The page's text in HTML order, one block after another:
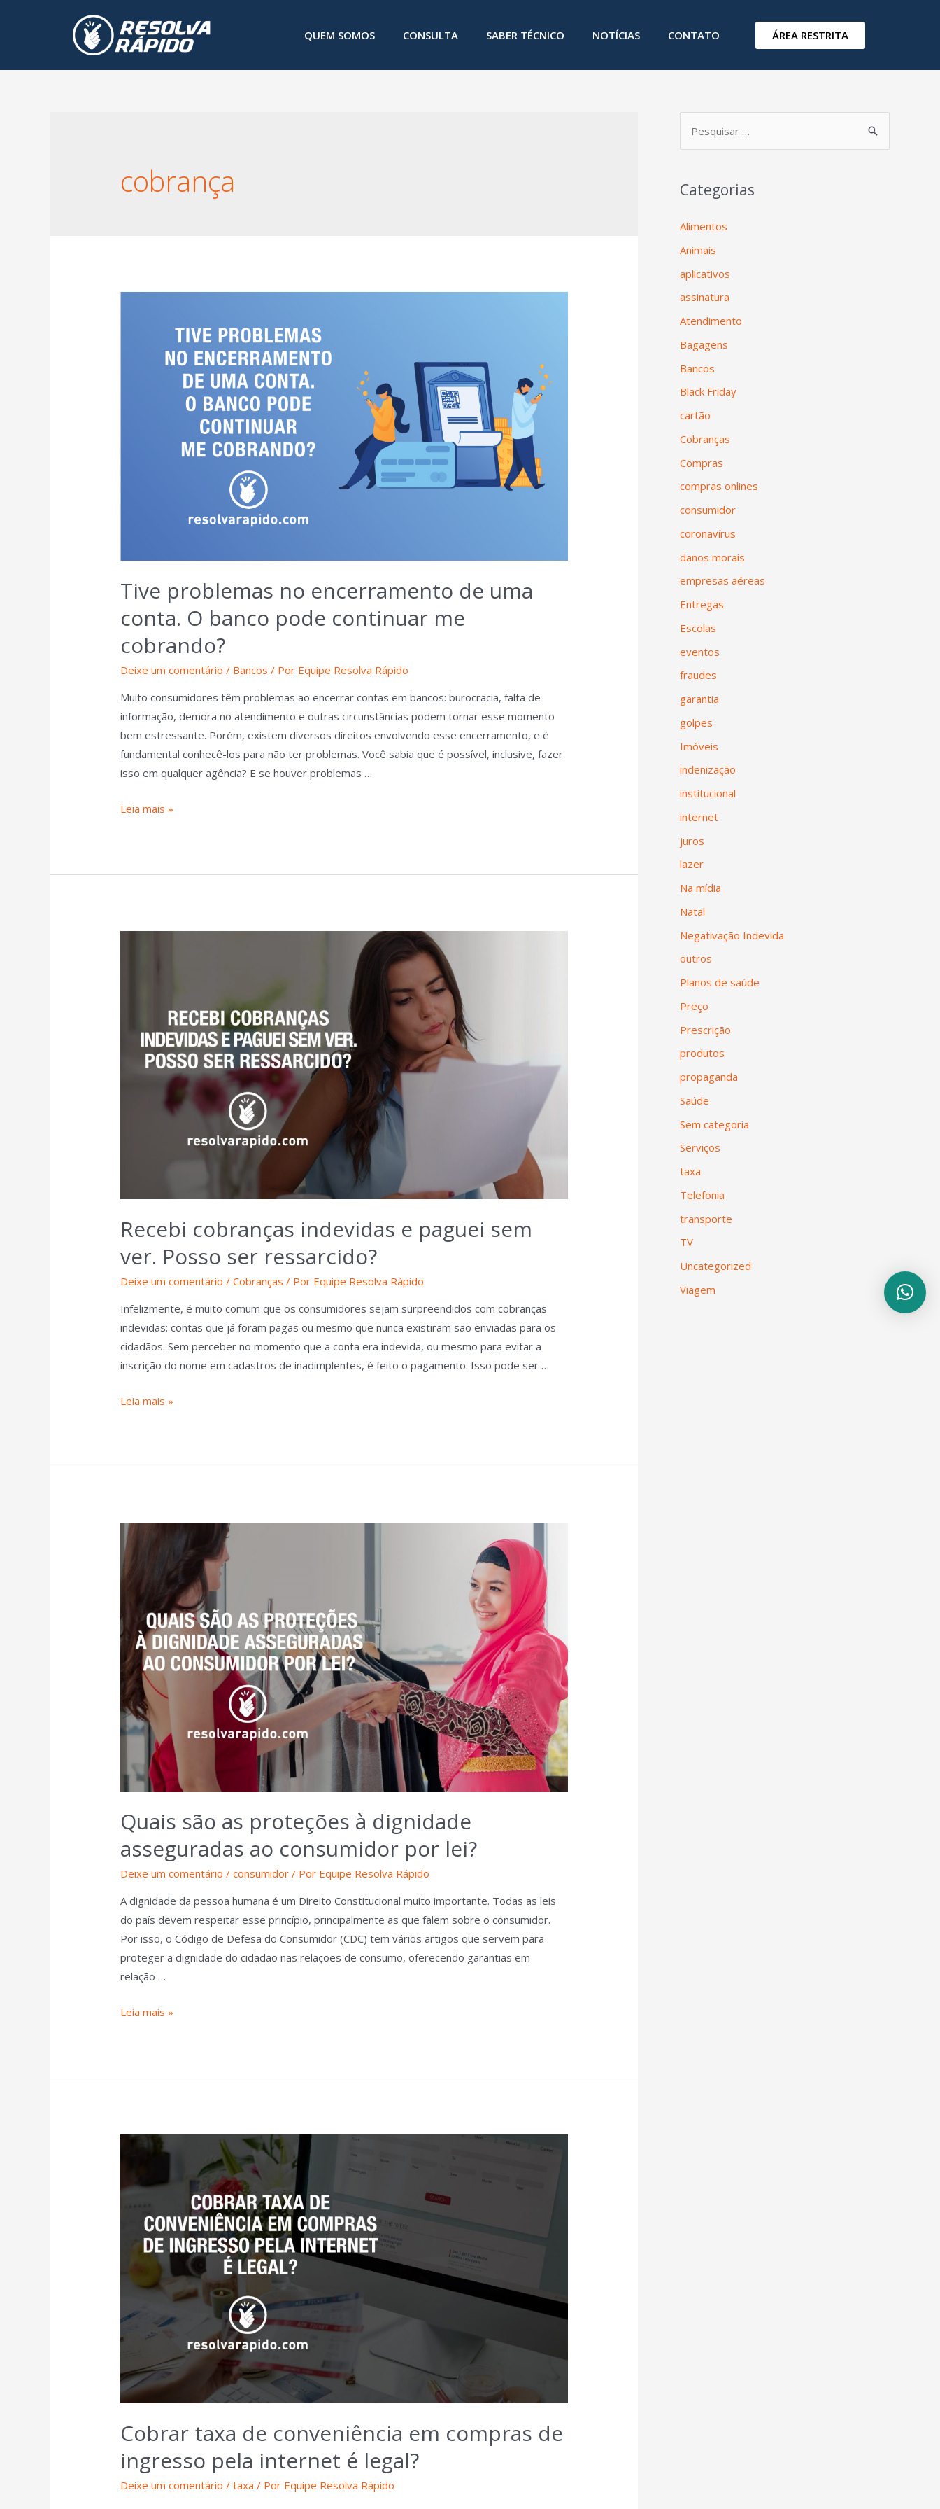
QUEM SOMOS CONSULTA SABER TÉCNICO NOTÍCIAS CONTATO ÁREA RESTRITA
cobrança
Tive problemas no encerramento de uma
conta. O banco pode continuar me
cobrando?
Deixe um comentário / Bancos / Por Equipe Resolva Rápido
Muito consumidores têm problemas ao encerrar contas em bancos: burocracia, falta de
informação, demora no atendimento e outras circunstâncias podem tornar esse momento
bem estressante. Porém, existem diversos direitos envolvendo esse encerramento, e é
fundamental conhecê-los para não ter problemas. Você sabia que é possível, inclusive, fazer
isso em qualquer agência? E se houver problemas …
Leia mais »
Recebi cobranças indevidas e paguei sem
ver. Posso ser ressarcido?
Deixe um comentário /Cobranças / Por Equipe Resolva Rápido
Infelizmente, é muito comum que os consumidores sejam surpreendidos com cobranças
indevidas: contas que já foram pagas ou mesmo que nunca existiram são enviadas para os
cidadãos. Sem perceber no momento que a conta era indevida, ou mesmo para evitar a
inscrição do nome em cadastros de inadimplentes, é feito o pagamento. Isso pode ser …
Leia mais »
Quais são as proteções à dignidade
asseguradas ao consumidor por lei?
Deixe um comentário /consumidor / Por Equipe Resolva Rápido
A dignidade da pessoa humana é um Direito Constitucional muito importante. Todas as leis
do país devem respeitar esse princípio, principalmente as que falem sobre o consumidor.
Por isso, o Código de Defesa do Consumidor (CDC) tem vários artigos que servem para
proteger a dignidade do cidadão nas relações de consumo, oferecendo garantias em
relação …
Leia mais »
Cobrar taxa de conveniência em compras de
ingresso pela internet é legal?
Deixe um comentário /taxa / Por Equipe Resolva Rápido
Categorias
Alimentos
Animais
aplicativos
assinatura
Atendimento
Bagagens
Bancos
Black Friday
cartão
Cobranças
Compras
compras onlines
consumidor
coronavírus
danos morais
empresas aéreas
Entregas
Escolas
eventos
fraudes
garantia
golpes
Imóveis
indenização
institucional
internet
juros
lazer
Na mídia
Natal
Negativação Indevida
outros
Planos de saúde
Preço
Prescrição
produtos
propaganda
Saúde
Sem categoria
Serviços
taxa
Telefonia
transporte
TV
Uncategorized
Viagem